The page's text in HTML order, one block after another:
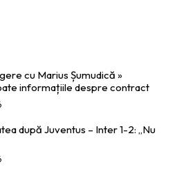
cu Marius Șumudică »
informațiile despre contract
după Juventus – Inter 1-2: „Nu